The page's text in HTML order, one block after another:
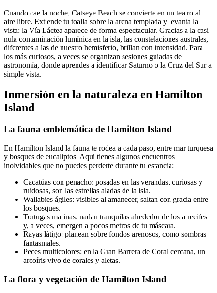
Cuando cae la noche, Catseye Beach se convierte en un teatro al
aire libre. Extiende tu toalla sobre la arena templada y levanta la
vista: la Vía Láctea aparece de forma espectacular. Gracias a la casi
nula contaminación lumínica en la isla, las constelaciones australes,
diferentes a las de nuestro hemisferio, brillan con intensidad. Para
los más curiosos, a veces se organizan sesiones guiadas de
astronomía, donde aprendes a identificar Saturno o la Cruz del Sur a
simple vista.
Inmersión en la naturaleza en Hamilton
Island
La fauna emblemática de Hamilton Island
En Hamilton Island la fauna te rodea a cada paso, entre mar turquesa
y bosques de eucaliptos. Aquí tienes algunos encuentros
inolvidables que no puedes perderte durante tu estancia:
Cacatúas con penacho: posadas en las verandas, curiosas y
ruidosas, son las estrellas aladas de la isla.
Wallabies ágiles: visibles al amanecer, saltan con gracia entre
los bosques.
Tortugas marinas: nadan tranquilas alrededor de los arrecifes
y, a veces, emergen a pocos metros de tu máscara.
Rayas látigo: planean sobre fondos arenosos, como sombras
fantasmales.
Peces multicolores: en la Gran Barrera de Coral cercana, un
arcoíris vivo de corales y aletas.
La flora y vegetación de Hamilton Island